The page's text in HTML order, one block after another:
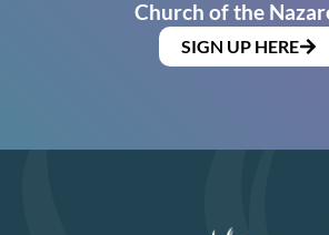
Church of the
SIGN UP HERE